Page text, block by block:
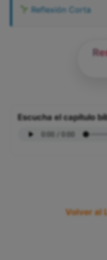
Reflexión Corta
Escucha el capítulo
Volver al